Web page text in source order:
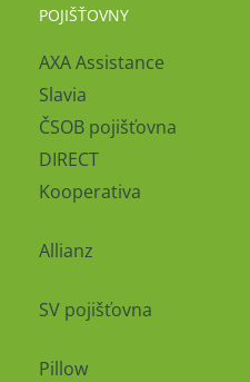
POJIŠŤOVNY
AXA Assistance
Slavia
ČSOB pojišťovna
DIRECT
Kooperativa
Allianz
SV pojišťovna
Pillow